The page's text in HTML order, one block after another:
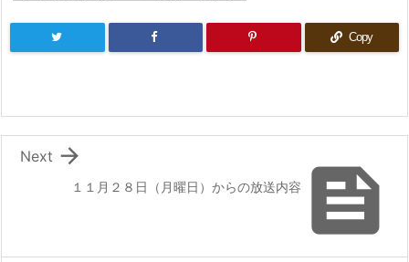
Copy

１１月２８日（月曜日）からの放送内容

Next